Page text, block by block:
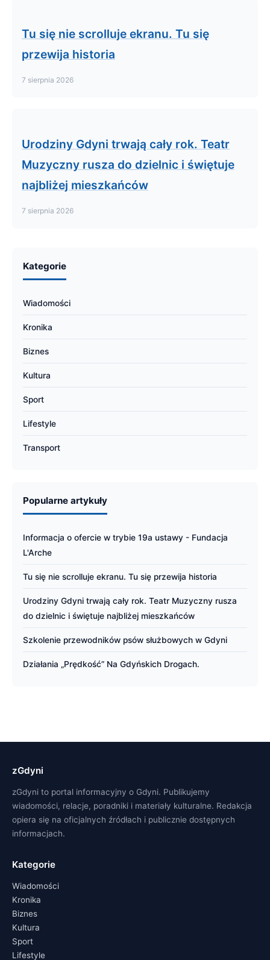
Tu się nie scrolluje ekranu. Tu się
przewija historia
7 sierpnia 2026
Urodziny Gdyni trwają cały rok. Teatr
Muzyczny rusza do dzielnic i świętuje
najbliżej mieszkańców
7 sierpnia 2026
Kategorie
Wiadomości
Kronika
Biznes
Kultura
Sport
Lifestyle
Transport
Popularne artykuły
Informacja o ofercie w trybie 19a ustawy - Fundacja
L'Arche
Tu się nie scrolluje ekranu. Tu się przewija historia
Urodziny Gdyni trwają cały rok. Teatr Muzyczny rusza
do dzielnic i świętuje najbliżej mieszkańców
Szkolenie przewodników psów służbowych w Gdyni
Działania „Prędkość” Na Gdyńskich Drogach.
zGdyni
zGdyni to portal informacyjny o Gdyni. Publikujemy
wiadomości, relacje, poradniki i materiały kulturalne. Redakcja
opiera się na oficjalnych źródłach i publicznie dostępnych
informacjach.
Kategorie
Wiadomości
Kronika
Biznes
Kultura
Sport
Lifestyle